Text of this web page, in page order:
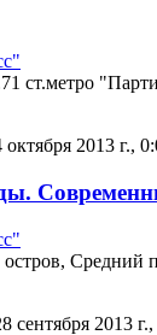
ст.метро
октября 2013 г.,
Средний
сентября 2013